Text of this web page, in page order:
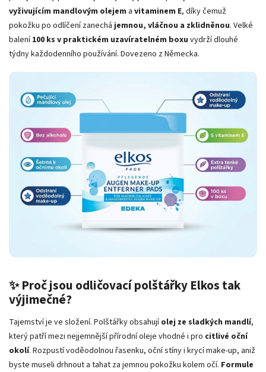
vyživujícím mandlovým olejem a vitaminem E, díky čemuž
pokožku po odlíčení zanechájemnou, vláčnou a zklidněnou. Velké
balení100 ks v praktickém uzavíratelném boxu vydrží dlouhé
týdny každodenního používání. Dovezeno z Německa.
✨ Proč jsou odličovací polštářky Elkos tak
výjimečné?
Tajemství je ve složení. Polštářky obsahujíolej ze sladkých mandlí,
který patří mezi nejjemnější přírodní oleje vhodné i pro citlivé oční
okolí. Rozpustí voděodolnou řasenku, oční stíny i krycí make-up, aniž
byste museli drhnout a tahat za jemnou pokožku kolem očí. Formule